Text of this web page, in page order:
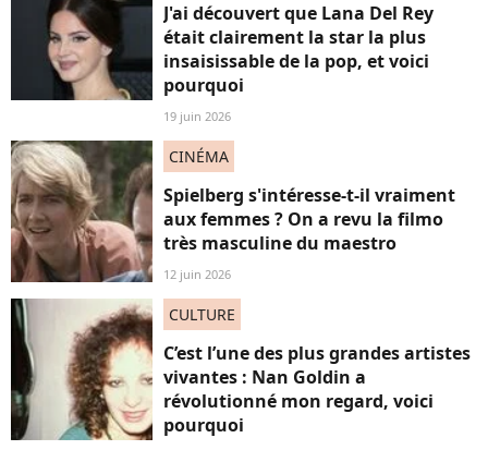
J'ai découvert que Lana Del Rey
était clairement la star la plus
insaisissable de la pop, et voici
pourquoi
19 juin 2026
CINÉMA
Spielberg s'intéresse-t-il vraiment
aux femmes ? On a revu la filmo
très masculine du maestro
12 juin 2026
CULTURE
C’est l’une des plus grandes artistes
vivantes : Nan Goldin a
révolutionné mon regard, voici
pourquoi